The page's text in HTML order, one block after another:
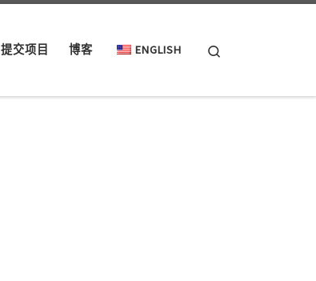
提交项目 博客 ENGLISH